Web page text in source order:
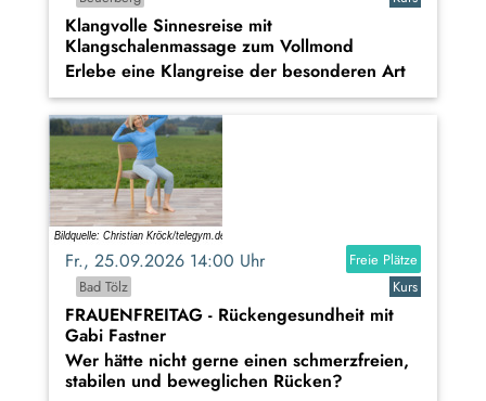
Klangvolle Sinnesreise mit
Klangschalenmassage zum Vollmond
Erlebe eine Klangreise der besonderen Art
Fr., 25.09.2026 14:00 Uhr
Freie Plätze
Bad Tölz
Kurs
FRAUENFREITAG - Rückengesundheit mit
Gabi Fastner
Wer hätte nicht gerne einen schmerzfreien,
stabilen und beweglichen Rücken?